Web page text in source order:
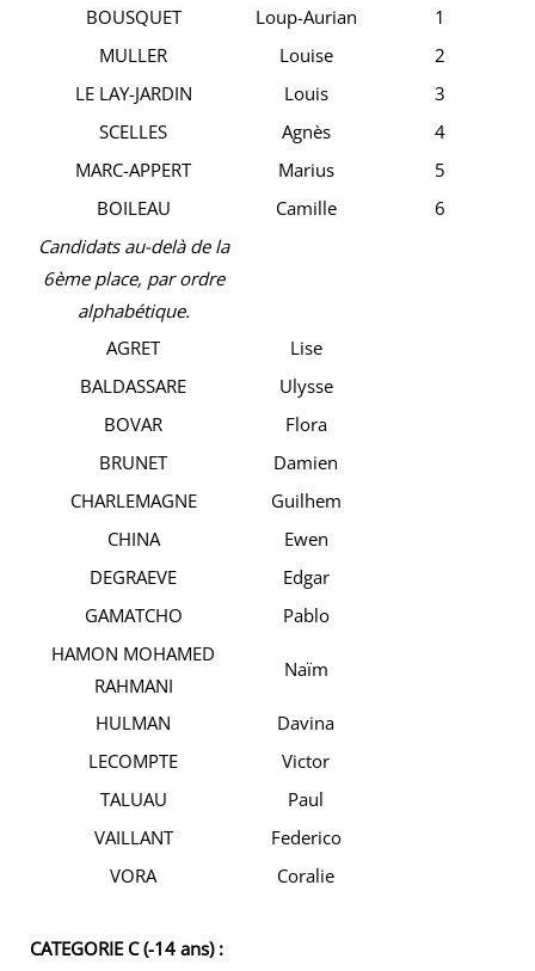
BOUSQUET
Loup-Aurian
1
MULLER
Louise
2
LE LAY-JARDIN
Louis
3
SCELLES
Agnès
4
MARC-APPERT
Marius
5
BOILEAU
Camille
6
Candidats au-delà de la
6ème place, par ordre
alphabétique.
AGRET
Lise
BALDASSARE
Ulysse
BOVAR
Flora
BRUNET
Damien
CHARLEMAGNE
Guilhem
CHINA
Ewen
DEGRAEVE
Edgar
GAMATCHO
Pablo
HAMON MOHAMED
RAHMANI
Naïm
HULMAN
Davina
LECOMPTE
Victor
TALUAU
Paul
VAILLANT
Federico
VORA
Coralie
CATEGORIE C (-14 ans) :